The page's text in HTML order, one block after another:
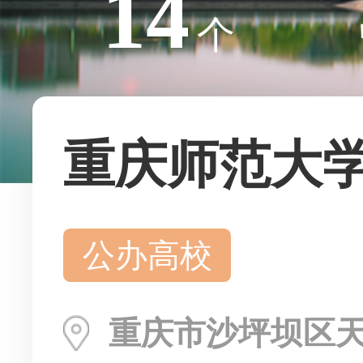
个
重庆师范大
公办高校
重庆市沙坪坝区